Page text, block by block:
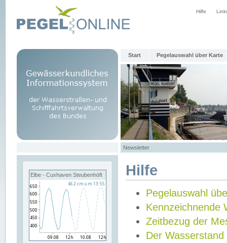
Hilfe
Start Pegelauswahl über Karte
Newsletter
Elbe - Cuxhaven Steubenhöft Hilfe
Pegelauswahl
Kennzeichnende
Zeitbezug der
Der Wasserstand